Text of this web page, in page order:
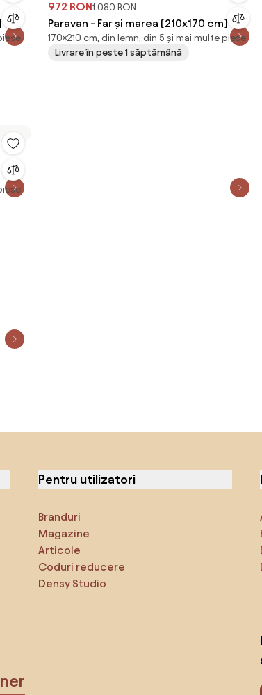
972 RON1.080 RON
Paravan - Far și marea (210x170 cm)
170×210 cm, din lemn, din 5 și mai multe piese
Livrare în peste 1 săptămână
Pentru utilizatori
Branduri
Magazine
Articole
Coduri reducere
Densy Studio